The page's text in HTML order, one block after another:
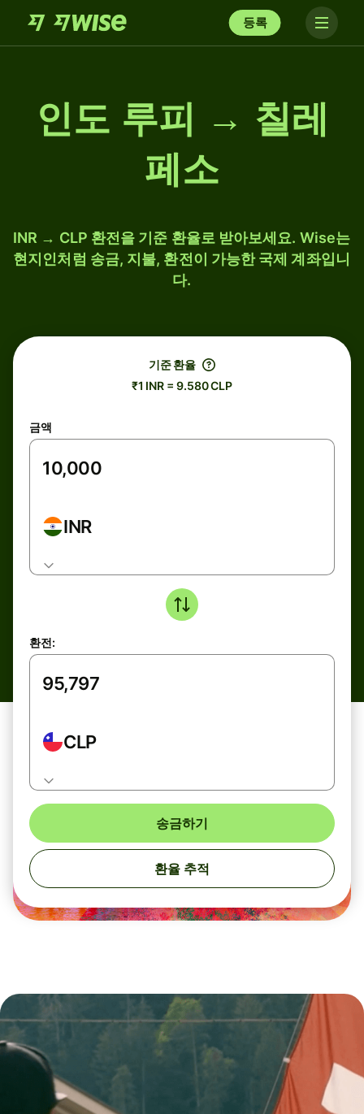
등록
인도 루피 → 칠레
페소
INR → CLP 환전을 기준 환율로 받아보세요. Wise는
현지인처럼 송금, 지불, 환전이 가능한 국제 계좌입니
다.
기준 환율
₹1 INR = 9.580 CLP
금액
INR
환전:
CLP
송금하기
환율 추적